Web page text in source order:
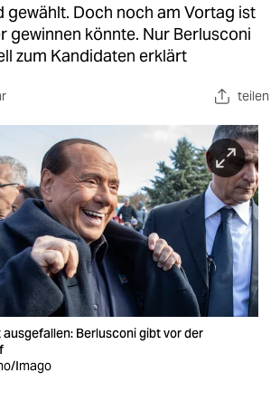
gewählt. Doch noch am Vortag ist
gewinnen könnte. Nur Berlusconi
zum Kandidaten erklärt
teilen
Berlusconi gibt vor der
Imago